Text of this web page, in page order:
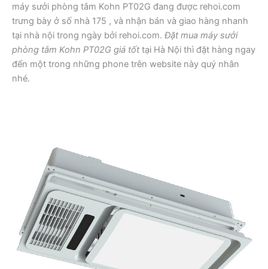
máy sưởi phòng tắm Kohn PT02G đang được rehoi.com
trưng bày ở số nhà 175 , và nhận bán và giao hàng nhanh
tại nhà nội trong ngày bởi rehoi.com. Đặt mua máy sưởi
phòng tắm Kohn PT02G giá tốt tại Hà Nội thì đặt hàng ngay
đến một trong những phone trên website này quý nhân
nhé.